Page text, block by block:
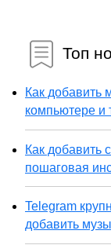
Топ
Как добавить
компьютере и
Как добавить
пошаговая
Telegram
добавить